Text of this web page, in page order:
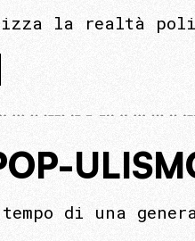
la realtà
di una